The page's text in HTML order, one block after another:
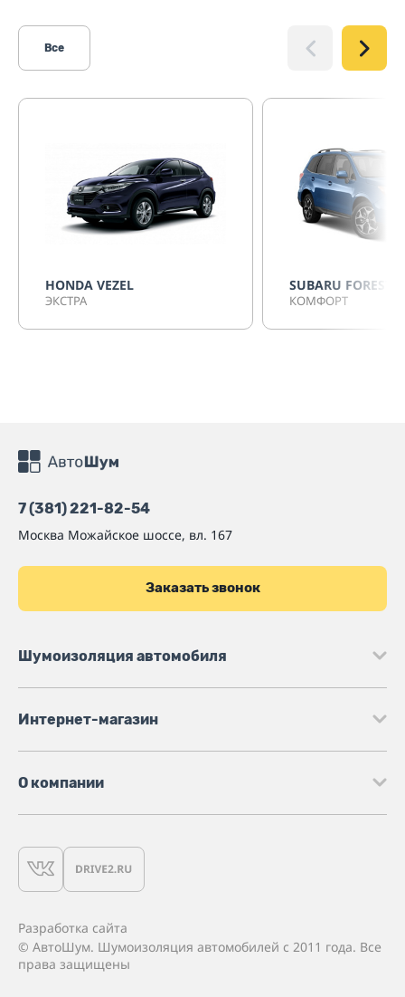
Все
HONDA VEZEL
ЭКСТРА
SUBARU
КОМФОРТ
7 (381) 221-82-54
Москва Можайское шоссе, вл. 167
Заказать звонок
Шумоизоляция автомобиля
Интернет-магазин
О компании
Разработка сайта
© АвтоШум. Шумоизоляция автомобилей с 2011 года. Все
права защищены